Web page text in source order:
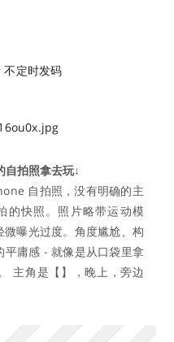
不定时发码
自拍照拿去玩↓
自拍照，没有明确的主
的快照。照片略带运动模
曝光过度。角度尴尬、构
平庸感 - 就像是从口袋里拿
主角是【】，晚上，旁边